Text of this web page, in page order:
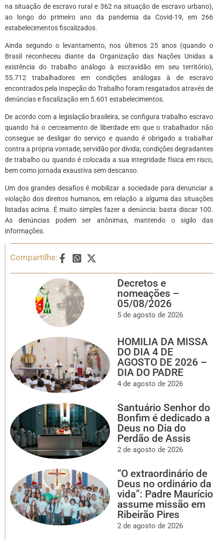
na situação de escravo rural e 362 na situação de escravo urbano),
ao longo do primeiro ano da pandemia da Covid-19, em 266
estabelecimentos fiscalizados.
Ainda segundo o levantamento, nos últimos 25 anos (quando o
Brasil reconheceu diante da Organização das Nações Unidas a
existência do trabalho análogo à escravidão em seu território),
55.712 trabalhadores em condições análogas à de escravo
encontrados pela Inspeção do Trabalho foram resgatados através de
denúncias e fiscalização em 5.601 estabelecimentos.
De acordo com a legislação brasileira, se configura trabalho escravo
quando há o cerceamento de liberdade em que o trabalhador não
consegue se desligar do serviço e quando é obrigado a trabalhar
contra a própria vontade; servidão por dívida; condições degradantes
de trabalho ou quando é colocada a sua integridade física em risco,
bem como jornada exaustiva sem descanso.
Um dos grandes desafios é mobilizar a sociedade para denunciar a
violação dos direitos humanos, em relação a alguma das situações
listadas acima. É muito simples fazer a denúncia: basta discar 100.
As denúncias podem ser anônimas, mantendo o sigilo das
informações.
Compartilhe:
Decretos e
nomeações –
05/08/2026
5 de agosto de 2026
HOMILIA DA MISSA
DO DIA 4 DE
AGOSTO DE 2026 –
DIA DO PADRE
4 de agosto de 2026
Santuário Senhor do
Bonfim é dedicado a
Deus no Dia do
Perdão de Assis
2 de agosto de 2026
“O extraordinário de
Deus no ordinário da
vida”: Padre Maurício
assume missão em
Ribeirão Pires
2 de agosto de 2026